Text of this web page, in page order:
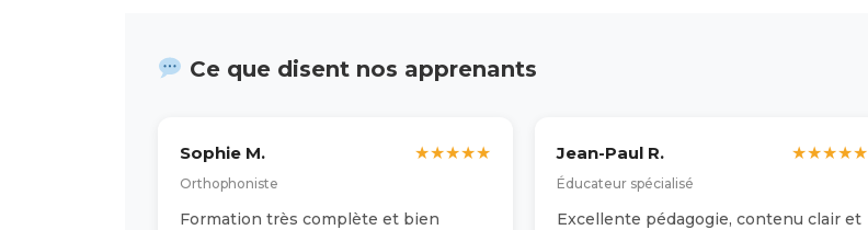
Ce que disent nos apprenants
Sophie M.
Orthophoniste
★★★★★
Formation très complète et bien
Jean-Paul R.
Éducateur spécialisé
★★★★★
Excellente pédagogie, contenu clair et